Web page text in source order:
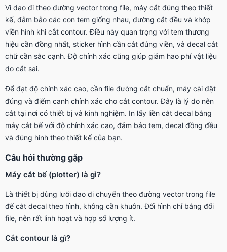
Vì dao đi theo đường vector trong file, máy cắt đúng theo thiết
kế, đảm bảo các con tem giống nhau, đường cắt đều và khớp
viền hình khi cắt contour. Điều này quan trọng với tem thương
hiệu cần đồng nhất, sticker hình cần cắt đúng viền, và decal cắt
chữ cần sắc cạnh. Độ chính xác cũng giúp giảm hao phí vật liệu
do cắt sai.
Để đạt độ chính xác cao, cần file đường cắt chuẩn, máy cài đặt
đúng và điểm canh chính xác cho cắt contour. Đây là lý do nên
cắt tại nơi có thiết bị và kinh nghiệm. In lấy liền cắt decal bằng
máy cắt bế với độ chính xác cao, đảm bảo tem, decal đồng đều
và đúng hình theo thiết kế của bạn.
Câu hỏi thường gặp
Máy cắt bế (plotter) là gì?
Là thiết bị dùng lưỡi dao di chuyển theo đường vector trong file
để cắt decal theo hình, không cần khuôn. Đổi hình chỉ bằng đổi
file, nên rất linh hoạt và hợp số lượng ít.
Cắt contour là gì?